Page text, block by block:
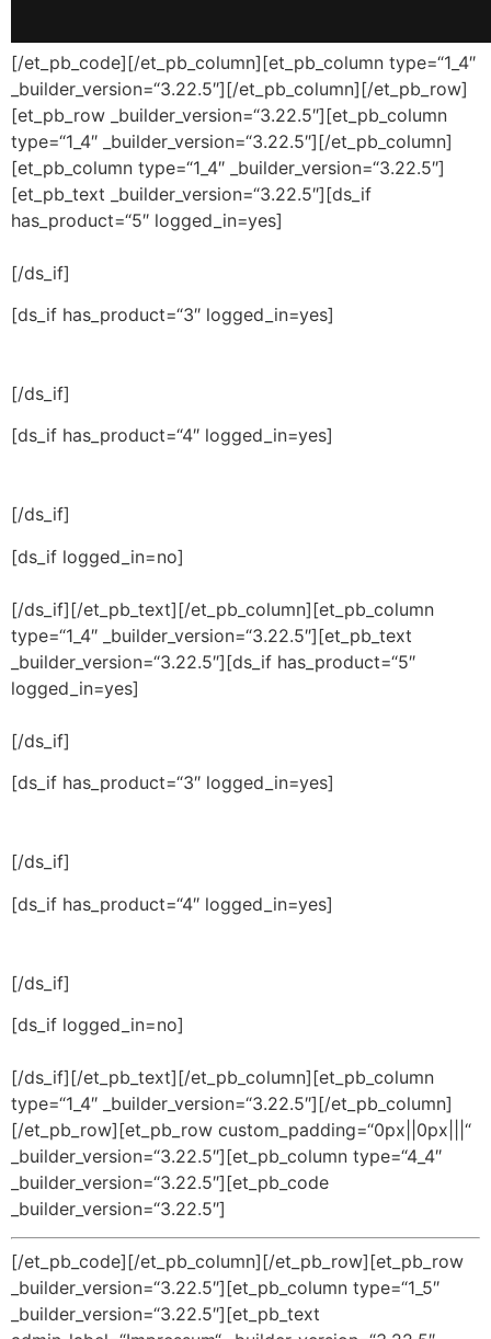
[/et_pb_code][/et_pb_column][et_pb_column type=“1_4″
_builder_version=“3.22.5″][/et_pb_column][/et_pb_row]
[et_pb_row _builder_version=“3.22.5″][et_pb_column
type=“1_4″ _builder_version=“3.22.5″][/et_pb_column]
[et_pb_column type=“1_4″ _builder_version=“3.22.5″]
[et_pb_text _builder_version=“3.22.5″][ds_if
has_product=“5″ logged_in=yes]
[/ds_if]
[ds_if has_product=“3″ logged_in=yes]
[/ds_if]
[ds_if has_product=“4″ logged_in=yes]
[/ds_if]
[ds_if logged_in=no]
[/ds_if][/et_pb_text][/et_pb_column][et_pb_column
type=“1_4″ _builder_version=“3.22.5″][et_pb_text
_builder_version=“3.22.5″][ds_if has_product=“5″
logged_in=yes]
[/ds_if]
[ds_if has_product=“3″ logged_in=yes]
[/ds_if]
[ds_if has_product=“4″ logged_in=yes]
[/ds_if]
[ds_if logged_in=no]
[/ds_if][/et_pb_text][/et_pb_column][et_pb_column
type=“1_4″ _builder_version=“3.22.5″][/et_pb_column]
[/et_pb_row][et_pb_row custom_padding=“0px||0px|||“
_builder_version=“3.22.5″][et_pb_column type=“4_4″
_builder_version=“3.22.5″][et_pb_code
_builder_version=“3.22.5″]
[/et_pb_code][/et_pb_column][/et_pb_row][et_pb_row
_builder_version=“3.22.5″][et_pb_column type=“1_5″
_builder_version=“3.22.5″][et_pb_text